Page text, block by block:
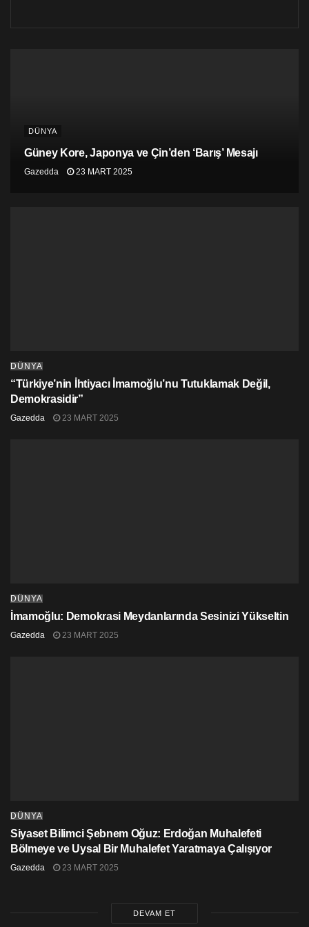
DÜNYA
Güney Kore, Japonya ve Çin’den ‘Barış’ Mesajı
Gazedda 23 MART 2025
DÜNYA
“Türkiye’nin İhtiyacı İmamoğlu’nu Tutuklamak Değil,
Demokrasidir”
Gazedda 23 MART 2025
DÜNYA
İmamoğlu: Demokrasi Meydanlarında Sesinizi Yükseltin
Gazedda 23 MART 2025
DÜNYA
Siyaset Bilimci Şebnem Oğuz: Erdoğan Muhalefeti
Bölmeye ve Uysal Bir Muhalefet Yaratmaya Çalışıyor
Gazedda 23 MART 2025
DEVAM ET